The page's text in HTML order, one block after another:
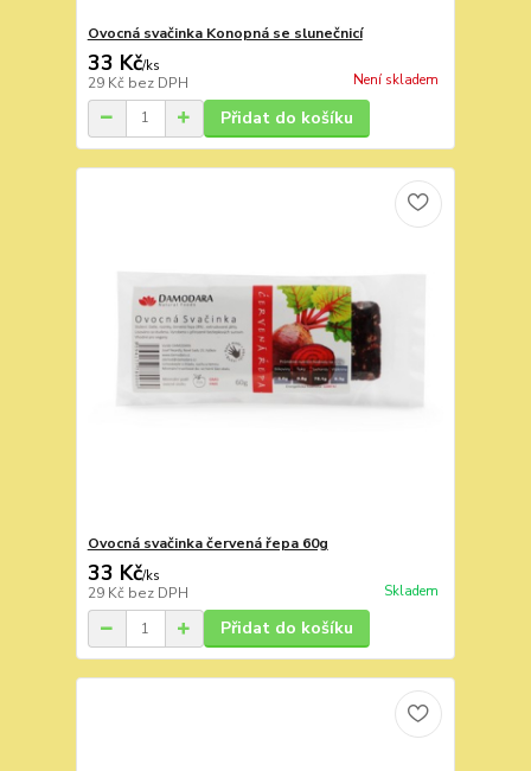
Ovocná svačinka Konopná se slunečnicí
33 Kč/ks
29 Kč bez DPH Není skladem
Přidat do košíku
Ovocná svačinka červená řepa 60g
33 Kč/ks
29 Kč bez DPH Skladem
Přidat do košíku